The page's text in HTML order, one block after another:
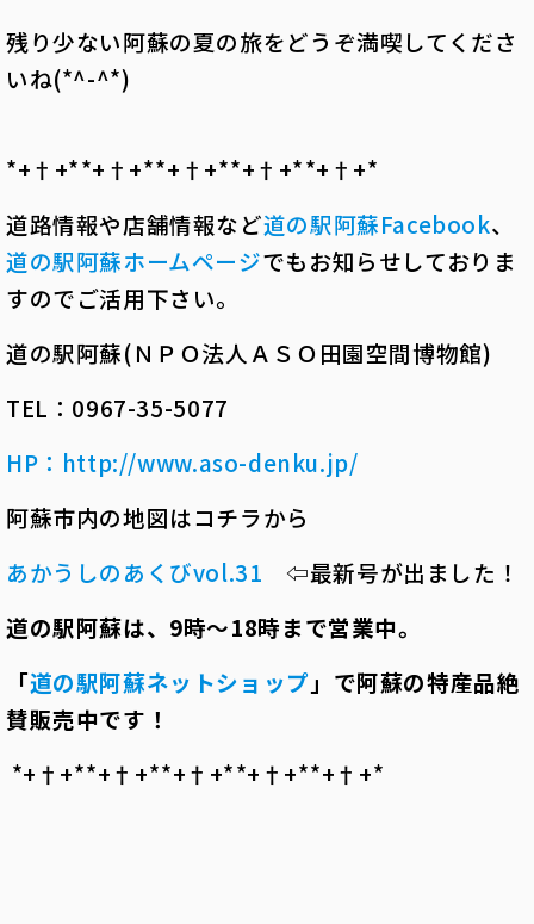
残り少ない阿蘇の夏の旅をどうぞ満喫してくださ
いね(*^-^*)
*+†+*――*+†+*――*+†+*――*+†+*――*+†+*――
道路情報や店舗情報など道の駅阿蘇Facebook、
道の駅阿蘇ホームページでもお知らせしておりま
すのでご活用下さい。
道の駅阿蘇(ＮＰＯ法人ＡＳＯ田園空間博物館)
TEL：0967-35-5077
HP ： http://www.aso-denku.jp/
阿蘇市内の地図はコチラから
あかうしのあくびvol.31 ⇦最新号が出ました！
道の駅阿蘇は、 9時～18時まで営業中。
「道の駅阿蘇ネットショップ」で阿蘇の特産品絶
賛販売中です！
*+†+*――*+†+*――*+†+*――*+†+*――*+†+*――